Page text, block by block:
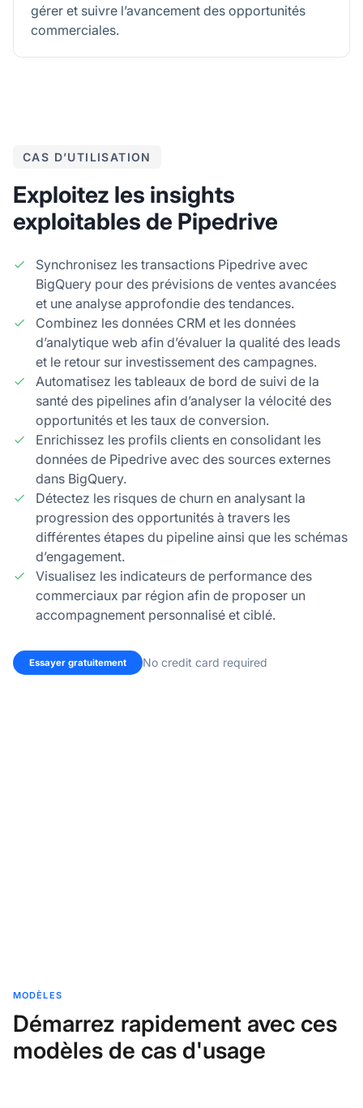
gérer et suivre l’avancement des opportunités
commerciales.
CAS D’UTILISATION
Exploitez les insights
exploitables de Pipedrive
Synchronisez les transactions Pipedrive avec
BigQuery pour des prévisions de ventes avancées
et une analyse approfondie des tendances.
Combinez les données CRM et les données
d’analytique web afin d’évaluer la qualité des leads
et le retour sur investissement des campagnes.
Automatisez les tableaux de bord de suivi de la
santé des pipelines afin d’analyser la vélocité des
opportunités et les taux de conversion.
Enrichissez les profils clients en consolidant les
données de Pipedrive avec des sources externes
dans BigQuery.
Détectez les risques de churn en analysant la
progression des opportunités à travers les
différentes étapes du pipeline ainsi que les schémas
d’engagement.
Visualisez les indicateurs de performance des
commerciaux par région afin de proposer un
accompagnement personnalisé et ciblé.
Essayer gratuitement No credit card required
MODÈLES
Démarrez rapidement avec ces
modèles de cas d'usage